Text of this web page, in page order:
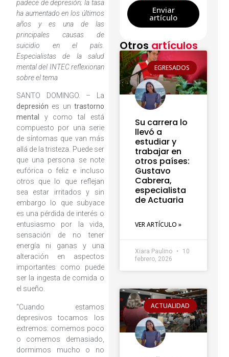
padece de depresión; la tasa
ha aumentado en los últimos
años y es una de las
principales causas de
suicidio en el país.
Especialistas de la salud
mental del INTEC reflexionan
sobre el tema
SANTO DOMINGO. – La
depresión es un trastorno
mental
y como tal está
compuesto por una serie
de síntomas que van más
allá de la tristeza. Puede ser
que una persona se note
eufórica o feliz e incluso
otros que lo que reflejan
sea estar irritados y sin
embargo lo que subyace
es una pérdida de interés o
entusiasmo por la vida,
sensación de no tener
energía ni ganas y una
alteración en aspectos
importantes como puede
ser la ingesta de comida o
el sueño.
“Cuando estamos
depresivos tocamos los
extremos: comemos poco
o comemos demasiado,
dormimos mucho o no
Enviar
artículo
Otros artículos
EGRESADOS
Su carrera lo
llevó a
estudiar y
trabajar en
otros países:
Gustavo
Cabrera,
especialista
de Actuaria
VER ARTÍCULO »
Xiara Paulino
10
febrero, 2026
ACTUALIDAD